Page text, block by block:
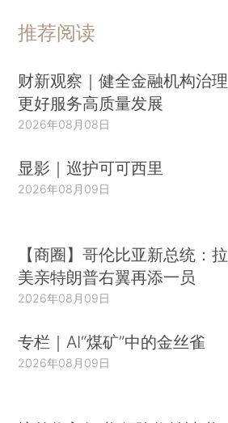
推荐阅读
财新观察｜健全金融机构治理
更好服务高质量发展
2026年08月08日
显影｜巡护可可西里
2026年08月09日
【商圈】哥伦比亚新总统：拉
美亲特朗普右翼再添一员
2026年08月09日
专栏｜AI“煤矿”中的金丝雀
2026年08月09日